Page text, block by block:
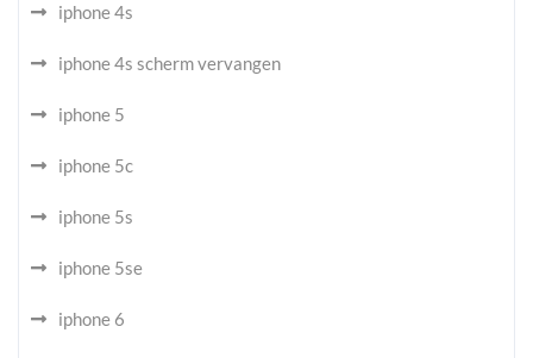
iphone 4s
iphone 4s scherm vervangen
iphone 5
iphone 5c
iphone 5s
iphone 5se
iphone 6